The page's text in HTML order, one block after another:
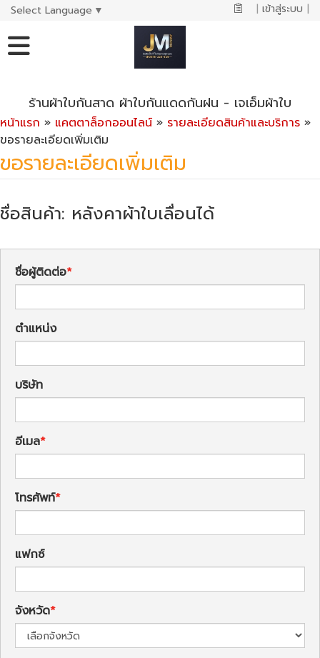
Select Language ▼ | เข้าสู่ระบบ |
ร้านผ้าใบกันสาด ผ้าใบกันแดดกันฝน - เจเอ็มผ้าใบ
หน้าแรก » แคตตาล็อกออนไลน์ » รายละเอียดสินค้าและบริการ »
ขอรายละเอียดเพิ่มเติม
ขอรายละเอียดเพิ่มเติม
ชื่อสินค้า: หลังคาผ้าใบเลื่อนได้
ชื่อผู้ติดต่อ
ตำแหน่ง
บริษัท
อีเมล
โทรศัพท์
แฟกซ์
จังหวัด